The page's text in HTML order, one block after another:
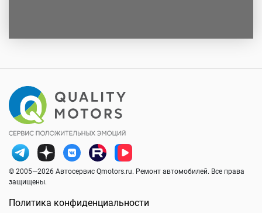
© 2005—2026 Автосервис Qmotors.ru. Ремонт автомобилей. Все права
защищены.
Политика конфиденциальности